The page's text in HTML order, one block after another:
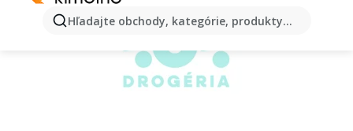
Hľadajte obchody, kategórie, produkty...